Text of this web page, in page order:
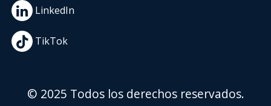
LinkedIn
TikTok
© 2025 Todos los derechos reservados.